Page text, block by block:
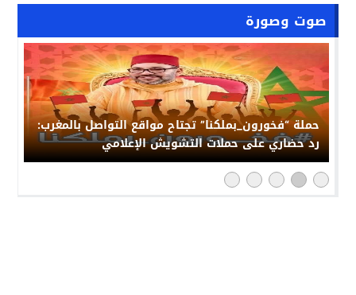
صوت وصورة
حملة “فخورون_بملكنا” تجتاح مواقع التواصل بالمغرب:
رد حضاري على حملات التشويش الإعلامي